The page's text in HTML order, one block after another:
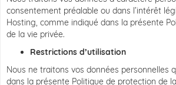
consentement préalable ou dans l’intérêt
Hosting, comme indiqué dans la présente
de la vie privée.
Restrictions d’utilisation
Nous ne traitons vos données personnelles
dans la présente Politique de protection de